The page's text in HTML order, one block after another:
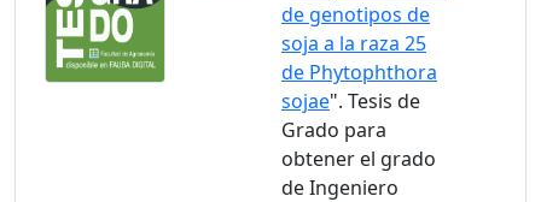
de genotipos de
soja a la raza 25
de Phytophthora
sojae". Tesis de
Grado para
obtener el grado
de Ingeniero